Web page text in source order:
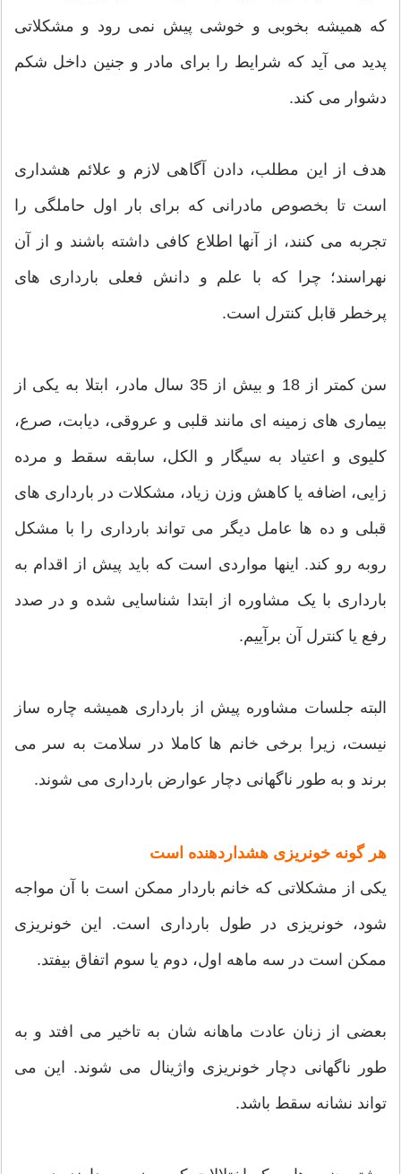
که همیشه بخوبی و خوشی پیش نمی رود و مشکلاتی
پدید می آید که شرایط را برای مادر و جنین داخل شکم
دشوار می کند.
هدف از این مطلب، دادن آگاهی لازم و علائم هشداری
است تا بخصوص مادرانی که برای بار اول حاملگی را
تجربه می کنند، از آنها اطلاع کافی داشته باشند و از آن
نهراسند؛ چرا که با علم و دانش فعلی بارداری های
پرخطر قابل کنترل است.
سن کمتر از 18 و بیش از 35 سال مادر، ابتلا به یکی از
بیماری های زمینه ای مانند قلبی و عروقی، دیابت، صرع،
کلیوی و اعتیاد به سیگار و الکل، سابقه سقط و مرده
زایی، اضافه یا کاهش وزن زیاد، مشکلات در بارداری های
قبلی و ده ها عامل دیگر می تواند بارداری را با مشکل
روبه رو کند. اینها مواردی است که باید پیش از اقدام به
بارداری با یک مشاوره از ابتدا شناسایی شده و در صدد
رفع یا کنترل آن برآییم.
البته جلسات مشاوره پیش از بارداری همیشه چاره ساز
نیست، زیرا برخی خانم ها کاملا در سلامت به سر می
برند و به طور ناگهانی دچار عوارض بارداری می شوند.
هر گونه خونریزی هشداردهنده است
یکی از مشکلاتی که خانم باردار ممکن است با آن مواجه
شود، خونریزی در طول بارداری است. این خونریزی
ممکن است در سه ماهه اول، دوم یا سوم اتفاق بیفتد.
بعضی از زنان عادت ماهانه شان به تاخیر می افتد و به
طور ناگهانی دچار خونریزی واژینال می شوند. این می
تواند نشانه سقط باشد.